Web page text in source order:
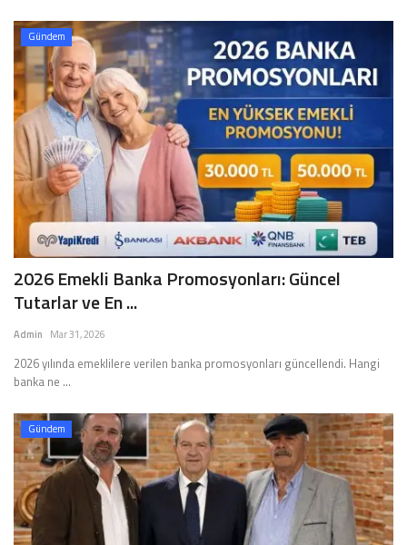
Gündem
2026 Emekli Banka Promosyonları: Güncel
Tutarlar ve En ...
Admin Mar 31, 2026
2026 yılında emeklilere verilen banka promosyonları güncellendi. Hangi
banka ne ...
Gündem